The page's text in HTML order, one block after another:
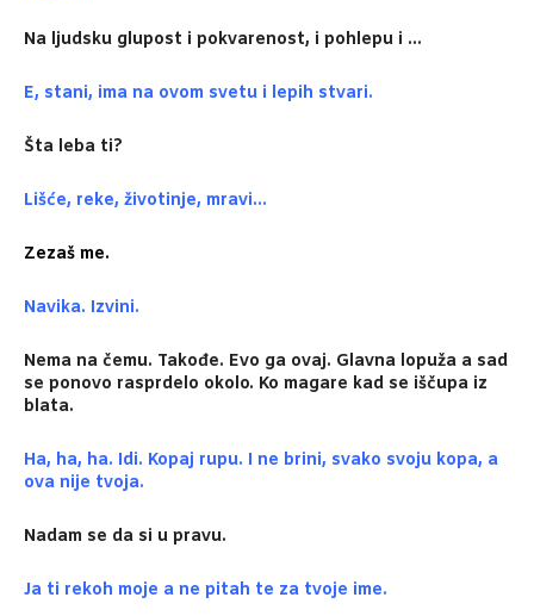
Na ljudsku glupost i pokvarenost, i pohlepu i …
E, stani, ima na ovom svetu i lepih stvari.
Šta leba ti?
Lišće, reke, životinje, mravi…
Zezaš me.
Navika. Izvini.
Nema na čemu. Takođe. Evo ga ovaj. Glavna lopuža a sad
se ponovo rasprdelo okolo. Ko magare kad se iščupa iz
blata.
Ha, ha, ha. Idi. Kopaj rupu. I ne brini, svako svoju kopa, a
ova nije tvoja.
Nadam se da si u pravu.
Ja ti rekoh moje a ne pitah te za tvoje ime.